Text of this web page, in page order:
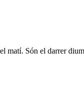
Són el darrer